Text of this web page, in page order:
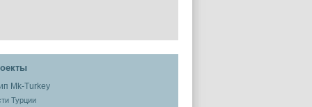
Турции